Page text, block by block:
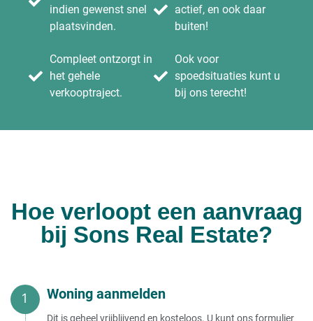
indien gewenst snel
plaatsvinden.
Compleet ontzorgt in
het gehele
verkooptraject.
actief, en ook daar
buiten!
Ook voor
spoedsituaties kunt u
bij ons terecht!
Hoe verloopt een aanvraag
bij Sons Real Estate?
Woning aanmelden
Dit is geheel vrijblijvend en kosteloos. U kunt ons formulier